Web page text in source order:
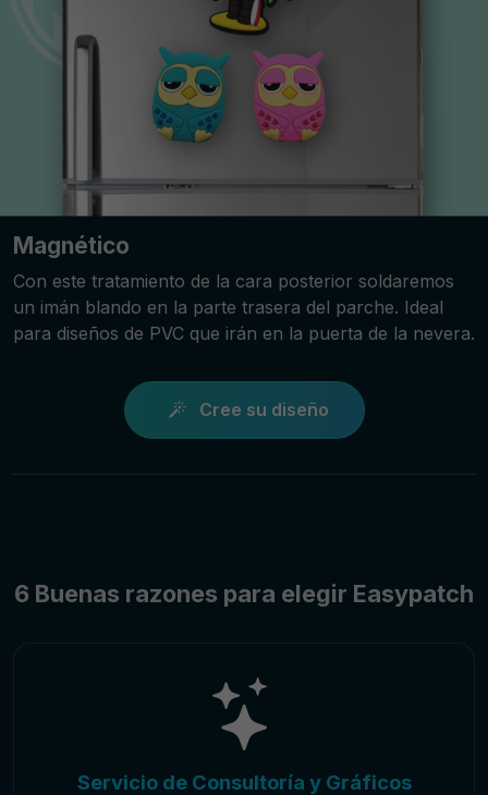
Magnético
Con este tratamiento de la cara posterior soldaremos
un imán blando en la parte trasera del parche. Ideal
para diseños de PVC que irán en la puerta de la nevera.
Cree su diseño
6 Buenas razones para elegir Easypatch
Servicio de Consultoría y Gráficos